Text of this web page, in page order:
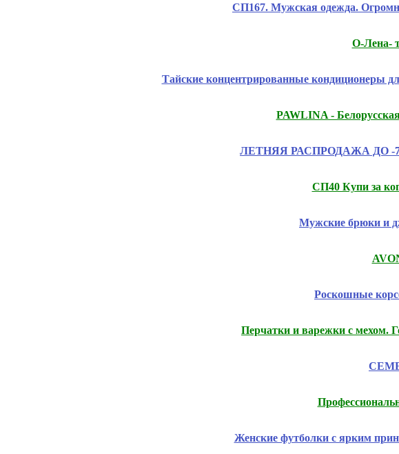
СП167. Мужская одежда.
О-Лена-
Тайские концентрированные кондиционеры
PAWLINA -
ЛЕТНЯЯ РАСПРОДАЖА ДО -
СП40 Купи за
Мужские брюки и
Роскошные
Перчатки и варежки с мехом.
Женские футболки с ярким